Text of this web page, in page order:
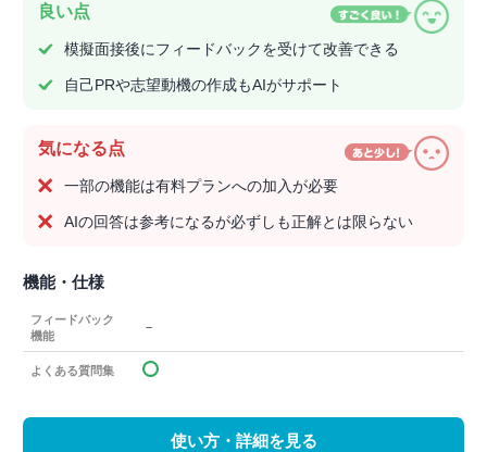
良い点
模擬面接後にフィードバックを受けて改善できる
自己PRや志望動機の作成もAIがサポート
気になる点
一部の機能は有料プランへの加入が必要
AIの回答は参考になるが必ずしも正解とは限らない
機能・仕様
フィードバック
機能
－
よくある質問集
使い方・詳細を見る